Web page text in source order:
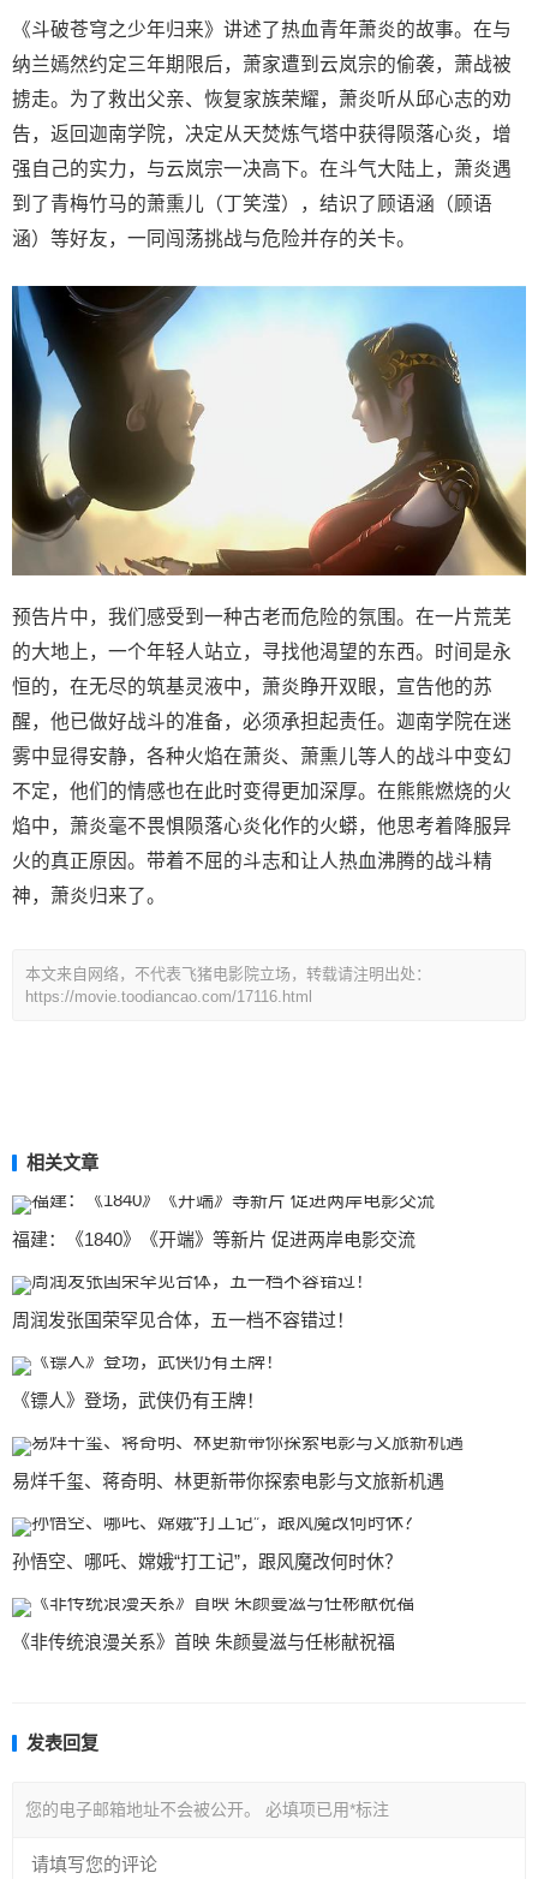
《斗破苍穹之少年归来》讲述了热血青年萧炎的故事。在与
纳兰嫣然约定三年期限后，萧家遭到云岚宗的偷袭，萧战被
掳走。为了救出父亲、恢复家族荣耀，萧炎听从邱心志的劝
告，返回迦南学院，决定从天焚炼气塔中获得陨落心炎，增
强自己的实力，与云岚宗一决高下。在斗气大陆上，萧炎遇
到了青梅竹马的萧熏儿（丁笑滢），结识了顾语涵（顾语
涵）等好友，一同闯荡挑战与危险并存的关卡。
预告片中，我们感受到一种古老而危险的氛围。在一片荒芜
的大地上，一个年轻人站立，寻找他渴望的东西。时间是永
恒的，在无尽的筑基灵液中，萧炎睁开双眼，宣告他的苏
醒，他已做好战斗的准备，必须承担起责任。迦南学院在迷
雾中显得安静，各种火焰在萧炎、萧熏儿等人的战斗中变幻
不定，他们的情感也在此时变得更加深厚。在熊熊燃烧的火
焰中，萧炎毫不畏惧陨落心炎化作的火蟒，他思考着降服异
火的真正原因。带着不屈的斗志和让人热血沸腾的战斗精
神，萧炎归来了。
本文来自网络，不代表飞猪电影院立场，转载请注明出处：
https://movie.toodiancao.com/17116.html
相关文章
福建：《1840》《开端》等新片 促进两岸电影交流
周润发张国荣罕见合体，五一档不容错过！
《镖人》登场，武侠仍有王牌！
易烊千玺、蒋奇明、林更新带你探索电影与文旅新机遇
孙悟空、哪吒、嫦娥“打工记”，跟风魔改何时休？
《非传统浪漫关系》首映 朱颜曼滋与任彬献祝福
发表回复
您的电子邮箱地址不会被公开。 必填项已用*标注